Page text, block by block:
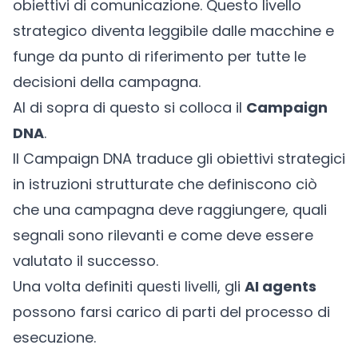
obiettivi di comunicazione. Questo livello
strategico diventa leggibile dalle macchine e
funge da punto di riferimento per tutte le
decisioni della campagna.
Al di sopra di questo si colloca il Campaign
DNA.
Il Campaign DNA traduce gli obiettivi strategici
in istruzioni strutturate che definiscono ciò
che una campagna deve raggiungere, quali
segnali sono rilevanti e come deve essere
valutato il successo.
Una volta definiti questi livelli, gli AI agents
possono farsi carico di parti del processo di
esecuzione.